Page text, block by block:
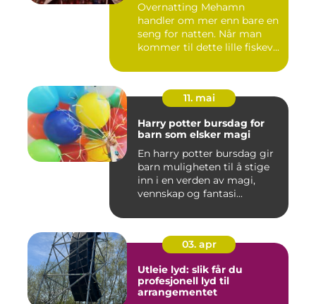
Overnatting Mehamn
handler om mer enn bare en
seng for natten. Når man
kommer til dette lille fiskev...
11. mai
Harry potter bursdag for
barn som elsker magi
En harry potter bursdag gir
barn muligheten til å stige
inn i en verden av magi,
vennskap og fantasi...
03. apr
Utleie lyd: slik får du
profesjonell lyd til
arrangementet